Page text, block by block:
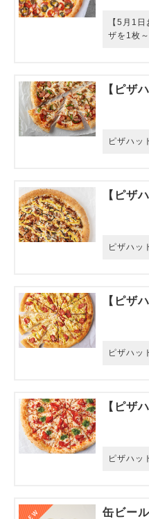
【5月1
ザを1枚
ピザハッ
ピザハッ
ピザハッ
ピザハッ
缶ビール